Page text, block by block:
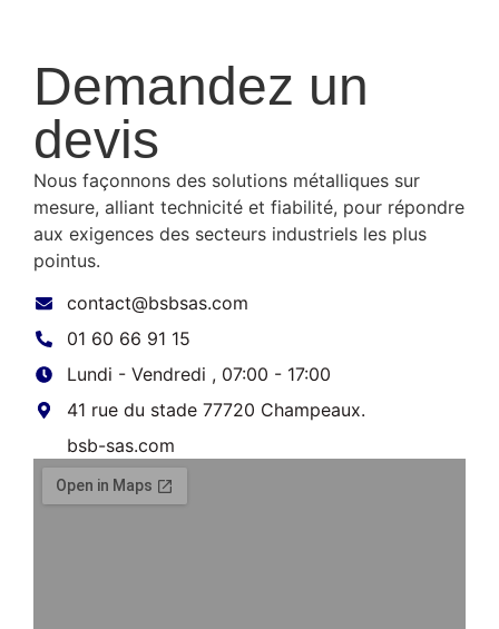
Demandez un
devis
Nous façonnons des solutions métalliques sur
mesure, alliant technicité et fiabilité, pour répondre
aux exigences des secteurs industriels les plus
pointus.
contact@bsbsas.com
01 60 66 91 15
Lundi - Vendredi , 07:00 - 17:00
41 rue du stade 77720 Champeaux.
bsb-sas.com